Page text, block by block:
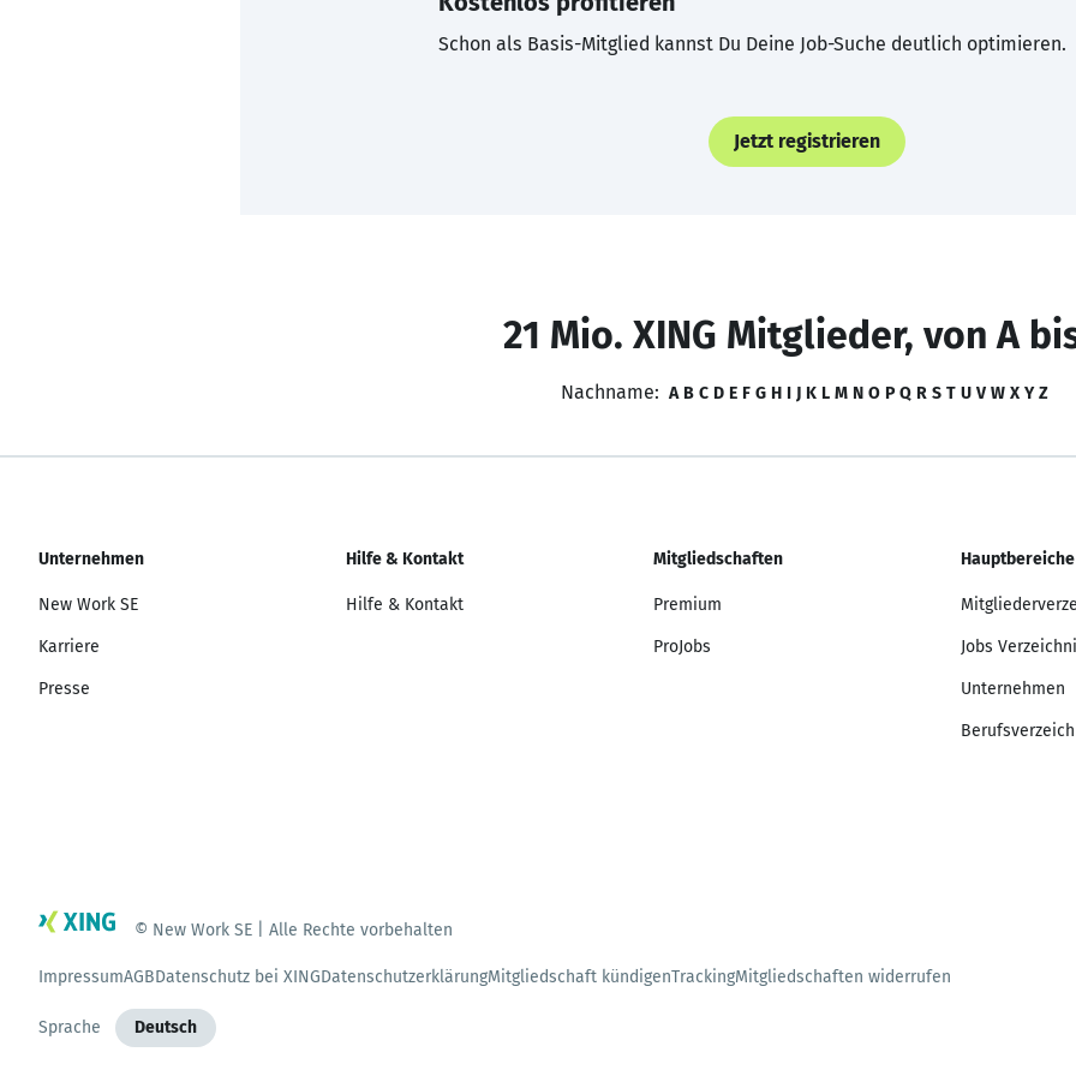
Schon als Basis-Mitglied kannst Du Deine Job-Suche deutlich optimieren.
Jetzt registrieren
21 Mio. XING Mitglieder, von A
Nachname: A B C D E F G H I J K L M N O P Q R S T U V W X Y Z
Unternehmen
New Work SE
Karriere
Presse
Hilfe & Kontakt
Hilfe & Kontakt
Mitgliedschaften
Premium
ProJobs
Hauptbereiche
Jobs
Unternehmen
© New Work SE | Alle Rechte vorbehalten
ImpressumAGBDatenschutz bei XINGDatenschutzerklärungMitgliedschaft kündigenTrackingMitgliedschaften widerrufen
Sprache Deutsch